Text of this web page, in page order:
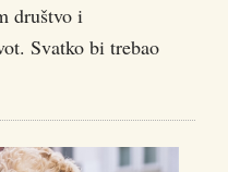
društvo i
Svatko bi trebao